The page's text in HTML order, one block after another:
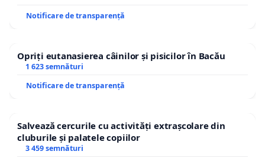
Notificare de transparență
Opriți eutanasierea câinilor și pisicilor în Bacău
1 623 semnături
Notificare de transparență
Salvează cercurile cu activități extrașcolare din
cluburile și palatele copiilor
3 459 semnături